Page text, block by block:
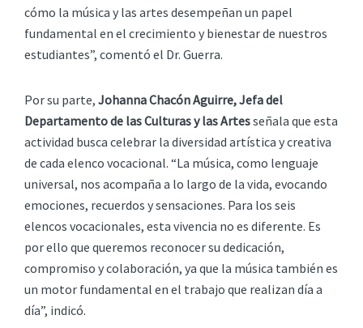
cómo la música y las artes desempeñan un papel
fundamental en el crecimiento y bienestar de nuestros
estudiantes”, comentó el Dr. Guerra.
Por su parte, Johanna Chacón Aguirre, Jefa del
Departamento de las Culturas y las Artesseñala que esta
actividad busca celebrar la diversidad artística y creativa
de cada elenco vocacional. “La música, como lenguaje
universal, nos acompaña a lo largo de la vida, evocando
emociones, recuerdos y sensaciones. Para los seis
elencos vocacionales, esta vivencia no es diferente. Es
por ello que queremos reconocer su dedicación,
compromiso y colaboración, ya que la música también es
un motor fundamental en el trabajo que realizan día a
día”, indicó.